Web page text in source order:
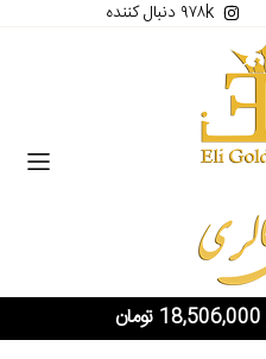
۹۷۸k دنبال کننده